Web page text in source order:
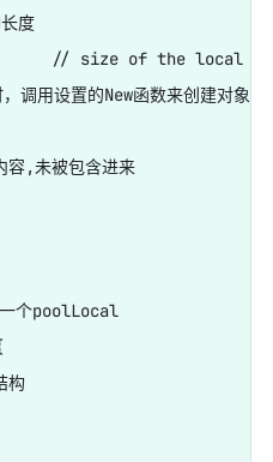
度
// size of the local
调用设置的New函数来创建对象
容,未被包含进来
个poolLocal
构